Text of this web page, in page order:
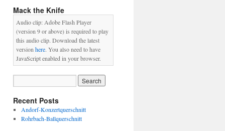
Mack the Knife
Audio clip: Adobe Flash Player
(version 9 or above) is required to play
this audio clip. Download the latest
version here. You also need to have
JavaScript enabled in your browser.
Recent Posts
Andorf-Konzertquerschnitt
Rohrbach-Ballquerschnitt